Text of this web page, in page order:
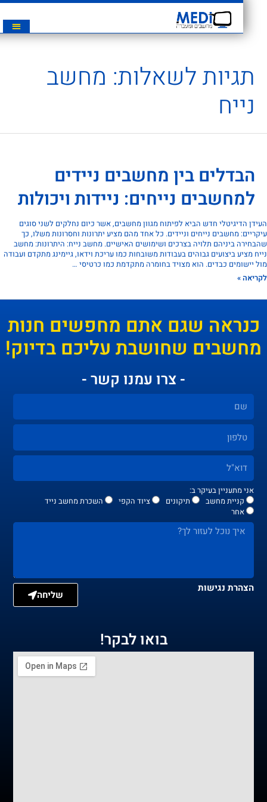
תגיות לשאלות:מחשב
נייח
הבדלים בין מחשבים ניידים
למחשבים נייחים: ניידות ויכולות
הדיגיטלי חדש הביא לפיתוח מגוון מחשבים, אשר כיום נחלקים לשני סוגים
מחשבים נייחים וניידים. כל אחד מהם מציע יתרונות וחסרונות משלו, כך
ביניהם תלויה בצרכים ושימושים האישיים. מחשב נייח: היתרונות: מחשב
מציע ביצועים גבוהים בעבודות משובחות כמו עריכת וידאו, גיימינג מתקדם ועבודה
כבדים. הוא מצויד בחומרה מתקדמת כמו כרטיסי …
»
שגם אתם מחפשים חנות
שחושבת עליכם בדיוק!
- צרו עמנו קשר -
אני מתעניין בעיקר ב:
קניית מחשב
תיקונים ציוד הקפי
השכרת מחשב נייד
אחר
שליחה
הצהרת נגישות
בואו לבקר!